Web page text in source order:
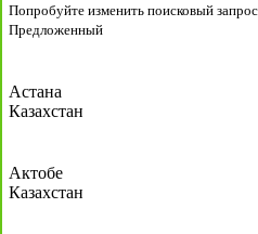
Попробуйте изменить поисковый
Предложенный
Астана
Казахстан
Актобе
Казахстан